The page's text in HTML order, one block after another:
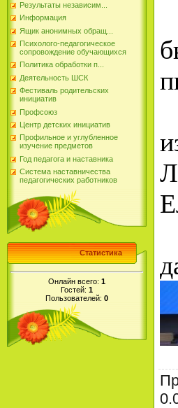
Результаты независим...
Информация
Ящик анонимных обращ...
Психолого-педагогическое
сопровождение обучающихся
Политика обработки п...
Деятельность ШСК
Фестиваль родительских
инициатив
Профсоюз
Центр детских инициатив
Профильное и углубленное
изучение предметов
Год педагога и наставника
Система наставничества
педагогических работников
Статистика
Онлайн всего: 1
Гостей: 1
Пользователей: 0